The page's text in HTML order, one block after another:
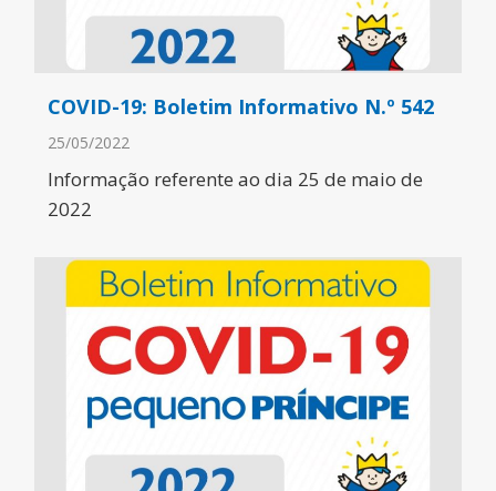
COVID-19: Boletim Informativo N.º 542
25/05/2022
Informação referente ao dia 25 de maio de
2022